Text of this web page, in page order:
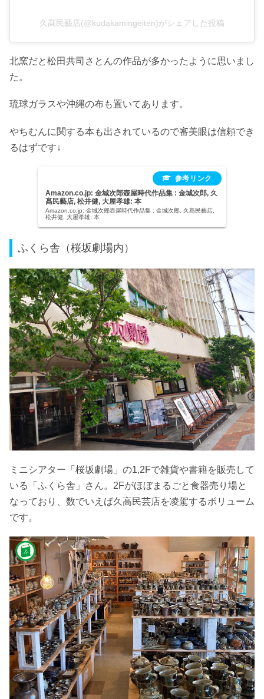
久髙民藝店(@kudakamingeiten)がシェアした投稿
北窯だと松田共司さとんの作品が多かったように思いまし
た。
琉球ガラスや沖縄の布も置いてあります。
やちむんに関する本も出されているので審美眼は信頼でき
るはずです↓
Amazon.co.jp: 金城次郎壺屋時代作品集 : 金城次郎, 久
髙民藝店, 松井健, 大屋孝雄: 本
Amazon.co.jp: 金城次郎壺屋時代作品集 : 金城次郎, 久髙民藝店,
松井健, 大屋孝雄: 本
ふくら舎（桜坂劇場内）
ミニシアター「桜坂劇場」の1,2Fで雑貨や書籍を販売して
いる「ふくら舎」さん。2Fがほぼまるごと食器売り場と
なっており、数でいえば久高民芸店を凌駕するボリューム
です。